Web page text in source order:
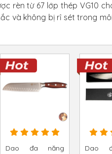
rèn từ 67 lớp thép VG10
và không bị rỉ sét trong
Dao đa năng
Dao